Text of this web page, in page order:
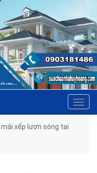
mái xếp lượn sóng tại